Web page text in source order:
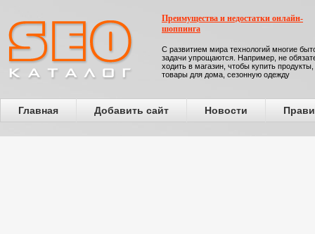
Преимущества и недостатки онлайн-
шоппинга
С развитием мира технологий многие
задачи упрощаются. Например, не
ходить в магазин, чтобы купить продукты,
товары для дома, сезонную одежду
Главная Добавить сайт Новости